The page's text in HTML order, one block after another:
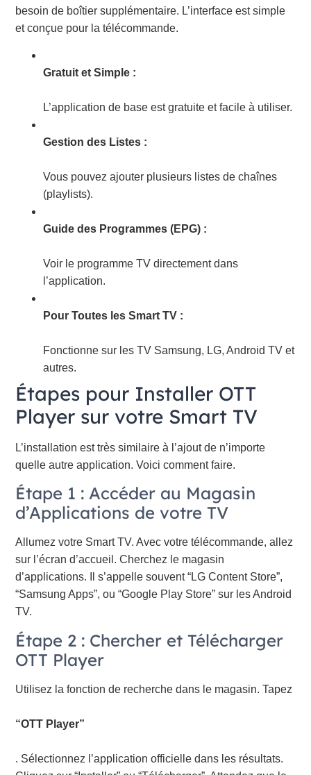
besoin de boîtier supplémentaire. L’interface est simple
et conçue pour la télécommande.
Gratuit et Simple :
L’application de base est gratuite et facile à utiliser.
Gestion des Listes :
Vous pouvez ajouter plusieurs listes de chaînes
(playlists).
Guide des Programmes (EPG) :
Voir le programme TV directement dans
l’application.
Pour Toutes les Smart TV :
Fonctionne sur les TV Samsung, LG, Android TV et
autres.
Étapes pour Installer OTT
Player sur votre Smart TV
L’installation est très similaire à l’ajout de n’importe
quelle autre application. Voici comment faire.
Étape 1 : Accéder au Magasin
d’Applications de votre TV
Allumez votre Smart TV. Avec votre télécommande, allez
sur l’écran d’accueil. Cherchez le magasin
d’applications. Il s’appelle souvent “LG Content Store”,
“Samsung Apps”, ou “Google Play Store” sur les Android
TV.
Étape 2 : Chercher et Télécharger
OTT Player
Utilisez la fonction de recherche dans le magasin. Tapez
“OTT Player”
. Sélectionnez l’application officielle dans les résultats.